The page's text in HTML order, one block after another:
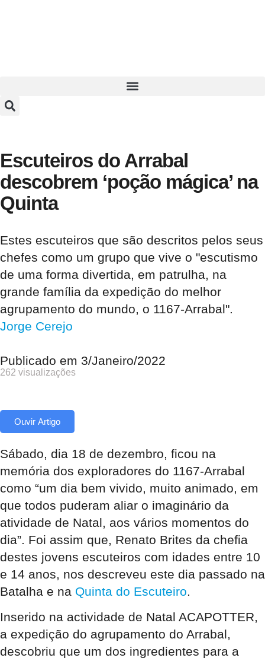
Escuteiros do Arrabal
descobrem ‘poção mágica’ na
Quinta
Estes escuteiros que são descritos pelos seus
chefes como um grupo que vive o "escutismo
de uma forma divertida, em patrulha, na
grande família da expedição do melhor
agrupamento do mundo, o 1167-Arrabal".
Jorge Cerejo
Publicado em 3/Janeiro/2022
262 visualizações
Ouvir Artigo
Sábado, dia 18 de dezembro, ficou na
memória dos exploradores do 1167-Arrabal
como “um dia bem vivido, muito animado, em
que todos puderam aliar o imaginário da
atividade de Natal, aos vários momentos do
dia”. Foi assim que, Renato Brites da chefia
destes jovens escuteiros com idades entre 10
e 14 anos, nos descreveu este dia passado na
Batalha e na Quinta do Escuteiro.
Inserido na actividade de Natal ACAPOTTER,
a expedição do agrupamento do Arrabal,
descobriu que um dos ingredientes para a